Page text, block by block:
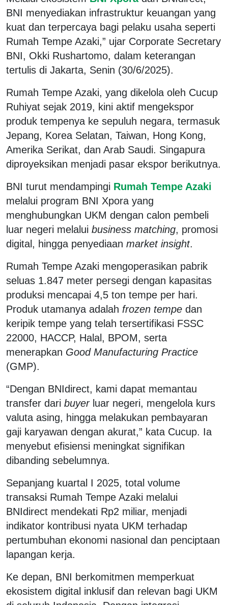
BNI menyediakan infrastruktur keuangan yang
kuat dan terpercaya bagi pelaku usaha seperti
Rumah Tempe Azaki,” ujar Corporate Secretary
BNI, Okki Rushartomo, dalam keterangan
tertulis di Jakarta, Senin (30/6/2025).
Rumah Tempe Azaki, yang dikelola oleh Cucup
Ruhiyat sejak 2019, kini aktif mengekspor
produk tempenya ke sepuluh negara, termasuk
Jepang, Korea Selatan, Taiwan, Hong Kong,
Amerika Serikat, dan Arab Saudi. Singapura
diproyeksikan menjadi pasar ekspor berikutnya.
BNI turut mendampingi Rumah Tempe Azaki
melalui program BNI Xpora yang
menghubungkan UKM dengan calon pembeli
luar negeri melalui business matching, promosi
digital, hingga penyediaan market insight.
Rumah Tempe Azaki mengoperasikan pabrik
seluas 1.847 meter persegi dengan kapasitas
produksi mencapai 4,5 ton tempe per hari.
Produk utamanya adalah frozen tempe dan
keripik tempe yang telah tersertifikasi FSSC
22000, HACCP, Halal, BPOM, serta
menerapkan Good Manufacturing Practice
(GMP).
“Dengan BNIdirect, kami dapat memantau
transfer dari buyerluar negeri, mengelola kurs
valuta asing, hingga melakukan pembayaran
gaji karyawan dengan akurat,” kata Cucup. Ia
menyebut efisiensi meningkat signifikan
dibanding sebelumnya.
Sepanjang kuartal I 2025, total volume
transaksi Rumah Tempe Azaki melalui
BNIdirect mendekati Rp2 miliar, menjadi
indikator kontribusi nyata UKM terhadap
pertumbuhan ekonomi nasional dan penciptaan
lapangan kerja.
Ke depan, BNI berkomitmen memperkuat
ekosistem digital inklusif dan relevan bagi UKM